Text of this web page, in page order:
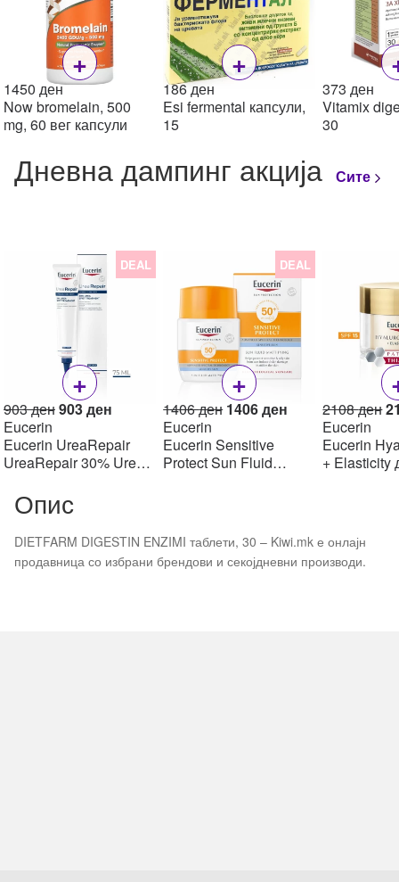
+
1450 ден
Now bromelain, 500
mg, 60 вег капсули
+
186ден
Esi fermental капсули,
15
373ден
Vitamix
30
Дневна дампинг акција Сите
DEAL
+
903денOriginal
was:
903 ден.
903ден
is:
903 ден.
Eucerin
Eucerin UreaRepair
UreaRepair 30% Urea
30% уреа 75 мл
DEAL
+
1406ден Original
was:
1406 ден.
1406ден Current
1406 ден.
Eucerin
Eucerin Sensitive
Protect Sun Fluid
2108ден
Eucerin
Eucerin
+ Elasticity
Опис
DIETFARM DIGESTIN ENZIMI таблети, 30 – Kiwi.mk е онлајн
продавница со избрани брендови и секојдневни производи.